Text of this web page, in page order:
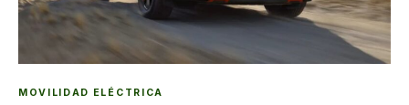
MOVILIDAD ELÉCTRICA